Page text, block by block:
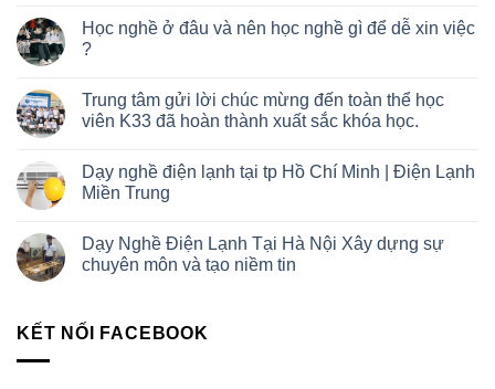
Học nghề ở đâu và nên học nghề gì để dễ xin việc
?
Trung tâm gửi lời chúc mừng đến toàn thể học
viên K33 đã hoàn thành xuất sắc khóa học.
Dạy nghề điện lạnh tại tp Hồ Chí Minh | Điện Lạnh
Miền Trung
Dạy Nghề Điện Lạnh Tại Hà Nội Xây dựng sự
chuyên môn và tạo niềm tin
KẾT NỐI FACEBOOK